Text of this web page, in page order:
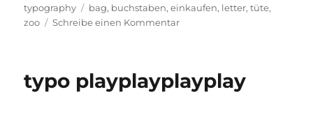
am
typography
Schlagwörter
bag, buchstaben,einkaufen, letter,tüte,
zoo
Schreibe einen Kommentarzu
O
bitte
typo playplayplayplay